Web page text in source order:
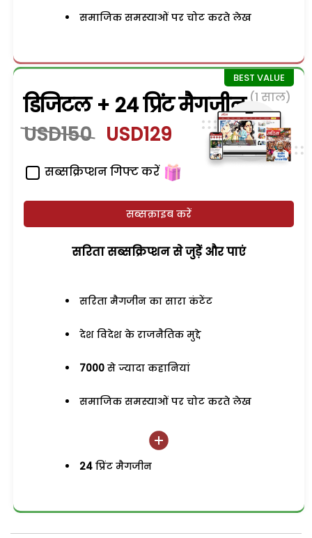
समाजिक समस्याओं पर चोट करते लेख
डिजिटल + 24 प्रिंट मैगजीन (1 साल)
USD150 USD129
सब्सक्रिप्शन गिफ्ट करें
सब्सक्राइब करें
सरिता सब्सक्रिप्शन से जुड़ेें और पाएं
सरिता मैगजीन का सारा कंटेंट
देश विदेश के राजनैतिक मुद्दे
7000 से ज्यादा कहानियां
समाजिक समस्याओं पर चोट करते लेख
24 प्रिंट मैगजीन